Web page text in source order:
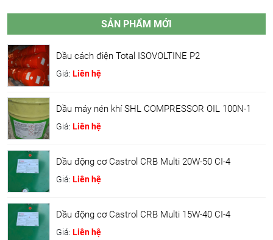
SẢN PHẨM MỚI
Dầu cách điện Total ISOVOLTINE P2
Giá: Liên hệ
Dầu máy nén khí SHL COMPRESSOR OIL 100N-1
Giá: Liên hệ
Dầu động cơ Castrol CRB Multi 20W-50 CI-4
Giá: Liên hệ
Dầu động cơ Castrol CRB Multi 15W-40 CI-4
Giá: Liên hệ